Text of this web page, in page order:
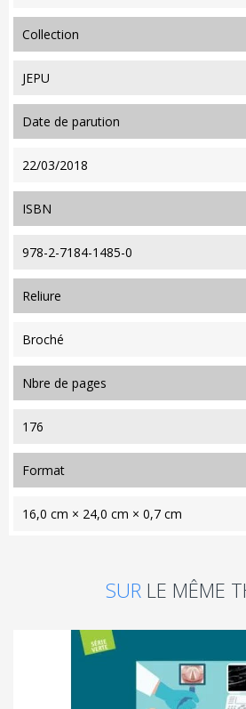
collection
JEPU
date de parution
22/03/2018
ISBN
978-2-7184-1485-0
reliure
Broché
nbre de pages
176
format
16,0 cm × 24,0 cm × 0,7 cm
SUR LE MÊME